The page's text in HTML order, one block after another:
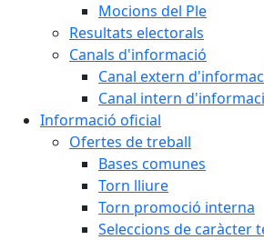
Mocions del Ple
Resultats electorals
Canals d'informació
Canal extern
Canal intern
Informació oficial
Ofertes de treball
Bases comunes
Torn lliure
Torn promoció interna
Seleccions de caràcter